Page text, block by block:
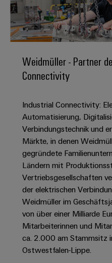
erlebbar
werden.
Datencenter
und
Produkte
für
effizient,
zuverlässig,
skalierbar
Energiespeicher
Lösungen
und
Produkte
Energiespeichersysteme
(ESS)
Energieübertragung
und
-
DC-
u-
OS
Computing
Industrial
5G
Single
Pair
Ethernet
Schaltschrank-
und
Feldebene
Gehäusesysteme
und
komponenten
und
-
komponenten
Patchkabel
und
Kabel
SPS
&
Migrationslösungen
Fast
Delivery
Beratung
und
digitale
Planung
easyConnect
-
Ihre
Industrial
Service
Platform
Connectivity
Consulting
Vertrieb uns
Promotionfahrzeug
Distribution
für
unsere
Partner
Vertrieb
Großhandelssuche
News
Messen
Newsletter
Weidmüller
Zahlen
Fakten
Unser
Nachhaltigkeit
Weidmüller
Academy
People
&
Culture
Compliance
Weidmüller
Welt
Stellen
für
Berufserfahrene
Für
Praktika
Abschlussarbeiten
Neuanfang
für
Studienabbrecher
Offene
Stellen
für
Weidmüller - Partner
Connectivity
Industrial Connectivity:
Automatisierung,
Verbindungstechnik und
Märkte, in denen
gegründete
Ländern mit
Vertriebsgesellschaften
der elektrischen
Weidmüller im
von über einer Milliarde
Mitarbeiterinnen und
ca. 2.000 am Stammsitz
Ostwestfalen-Lippe.